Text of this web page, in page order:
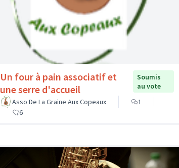
Un four à pain associatif et
une serre d'accueil
Soumis
au vote
Asso De La Graine Aux Copeaux
1
6